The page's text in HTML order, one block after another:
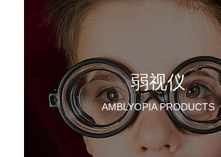
弱视仪
AMBLYOPIA PRODUCTS